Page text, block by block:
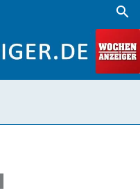
search